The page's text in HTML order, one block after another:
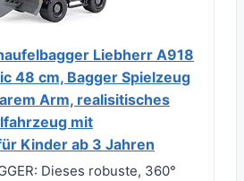
Liebherr A918
48 cm, Bagger Spielzeug
Arm, realisitisches
mit
Kinder ab 3 Jahren
Dieses robuste, 360°